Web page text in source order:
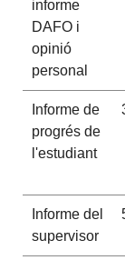
informe
DAFO i
opinió
personal
Informe de
progrés de
l'estudiant
Informe del
supervisor